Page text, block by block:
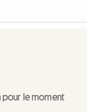
pour le moment